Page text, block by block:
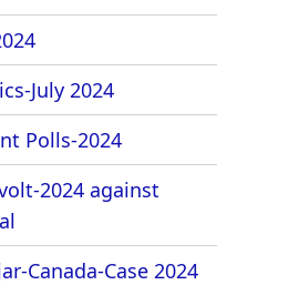
July 2024
Polls-2024
2024 against
Canada-Case 2024